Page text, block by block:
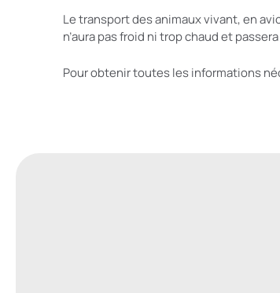
Le transport des animaux vivant, en
n’aura pas froid ni trop chaud et
Pour obtenir toutes les informations